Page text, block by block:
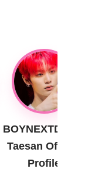
BOYNEXTDOOR
Taesan Official
Profile